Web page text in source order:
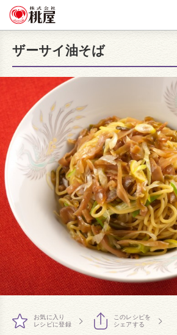
ザーサイ油そば
お気に入り
レシピに登録
このレシピを
シェアする